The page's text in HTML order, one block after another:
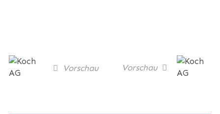
Vorschau Vorschau